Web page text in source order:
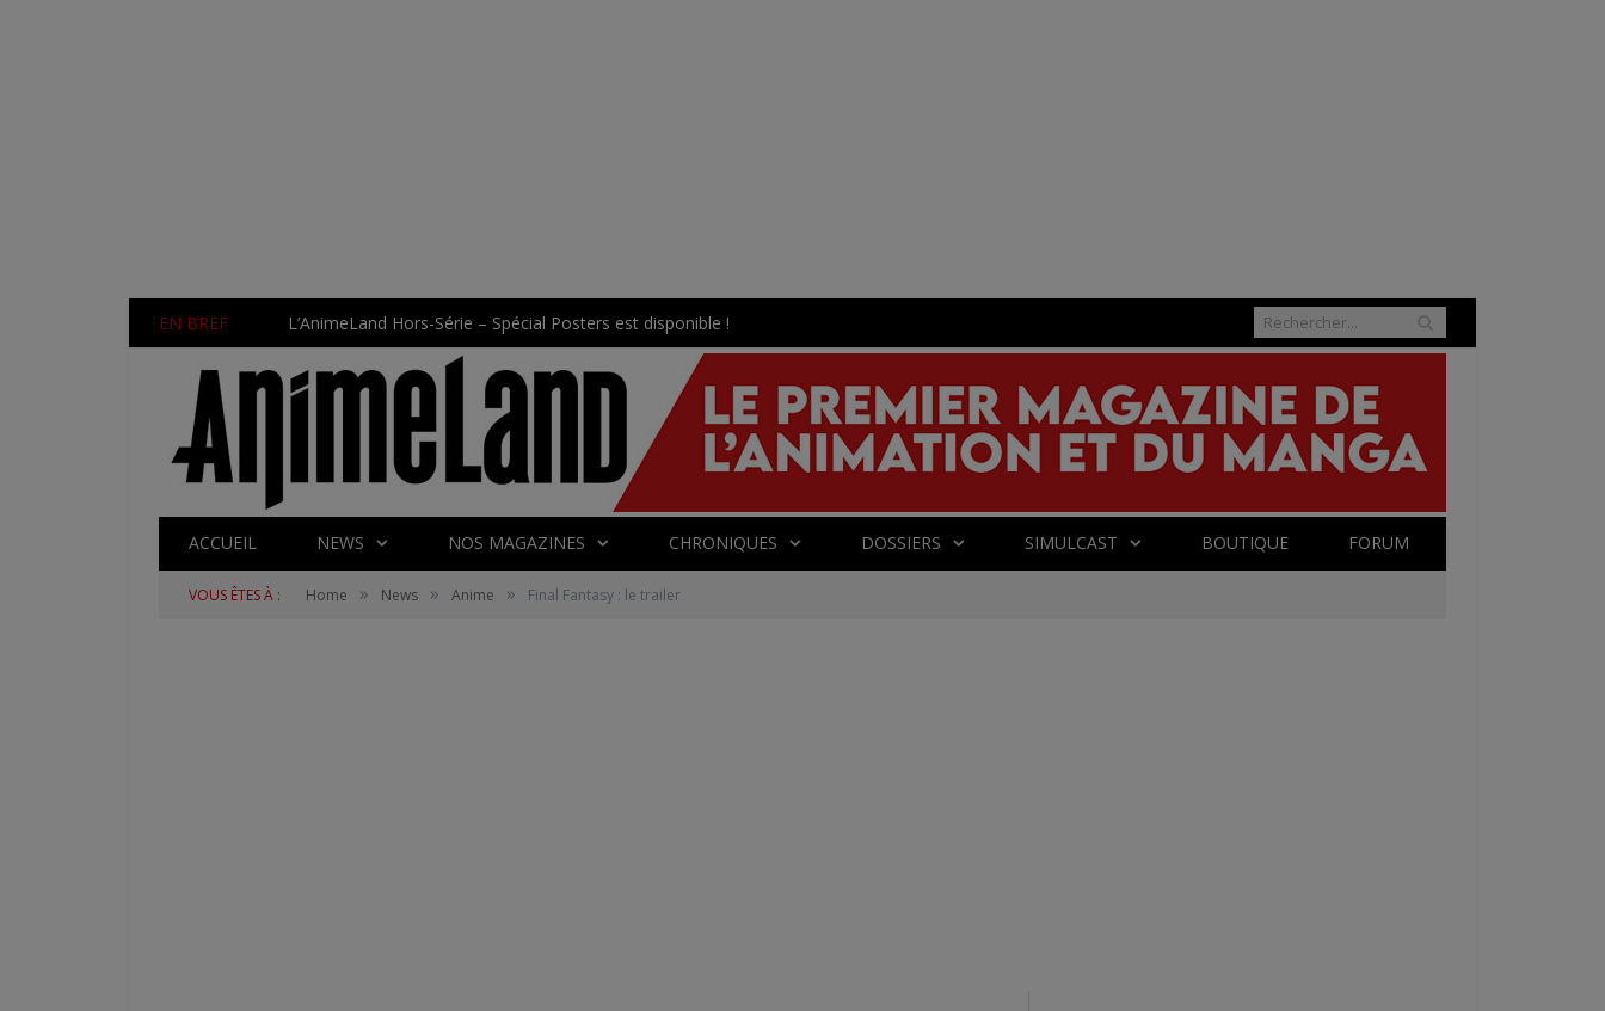
EN BREF L’AnimeLand Hors-Série – Spécial Posters est disponible !
ACCUEIL NEWS NOS MAGAZINES CHRONIQUES DOSSIERS SIMULCAST BOUTIQUE FORUM
VOUS ÊTES À : Home » News » Anime » Final Fantasy : le trailer